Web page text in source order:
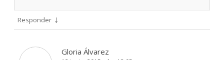
Responder ↓
Gloria Álvarez